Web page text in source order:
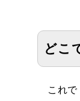
どこ
これで